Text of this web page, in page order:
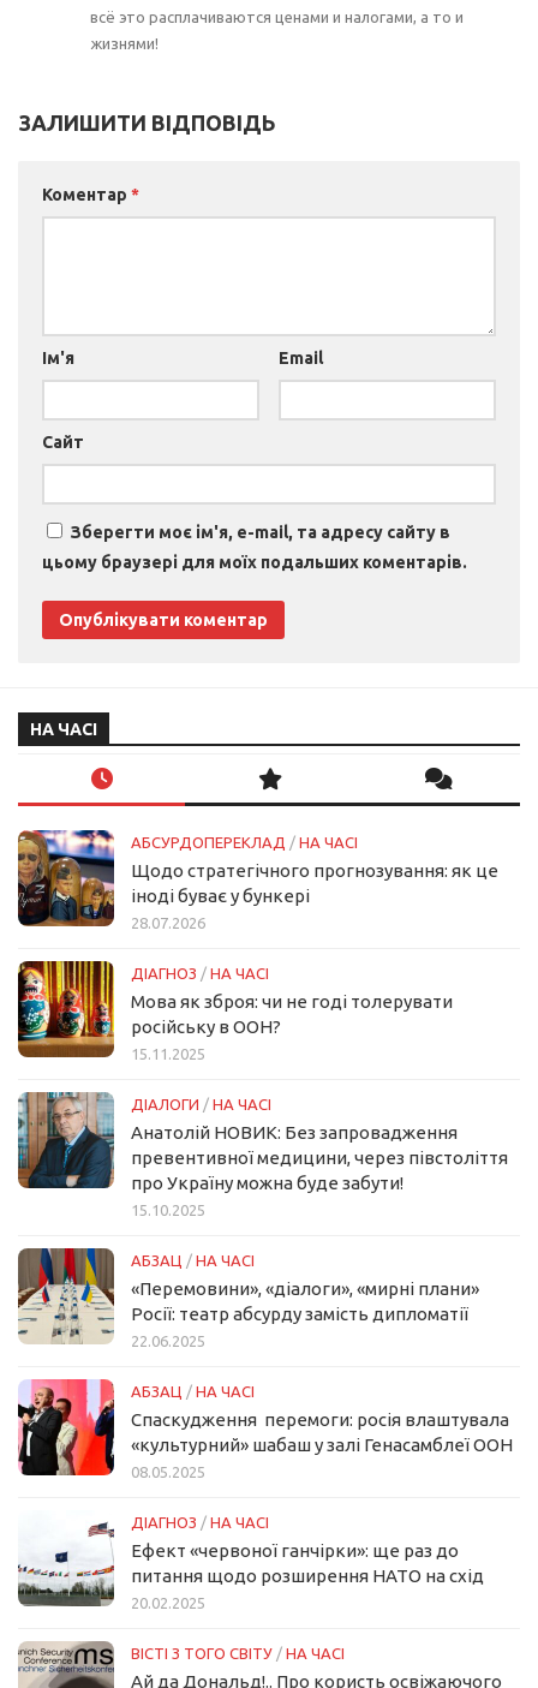
всё это расплачиваются ценами и налогами, а то и
жизнями!
ЗАЛИШИТИ ВІДПОВІДЬ
Коментар *
Ім'я Email
Сайт
Зберегти моє ім'я, e-mail, та адресу сайту в
цьому браузері для моїх подальших коментарів.
НА ЧАСІ
АБСУРДОПЕРЕКЛАД / НА ЧАСІ
Щодо стратегічного прогнозування: як це
іноді буває у бункері
28.07.2026
ДІАГНОЗ / НА ЧАСІ
Мова як зброя: чи не годі толерувати
російську в ООН?
15.11.2025
ДІАЛОГИ / НА ЧАСІ
Анатолій НОВИК: Без запровадження
превентивної медицини, через півстоліття
про Україну можна буде забути!
15.10.2025
АБЗАЦ / НА ЧАСІ
«Перемовини», «діалоги», «мирні плани»
Росії: театр абсурду замість дипломатії
22.06.2025
АБЗАЦ / НА ЧАСІ
Спаскудження перемоги: росія влаштувала
«культурний» шабаш у залі Генасамблеї ООН
08.05.2025
ДІАГНОЗ / НА ЧАСІ
Ефект «червоної ганчірки»: ще раз до
питання щодо розширення НАТО на схід
20.02.2025
ВІСТІ З ТОГО СВІТУ / НА ЧАСІ
Ай да Дональд!.. Про користь освіжаючого